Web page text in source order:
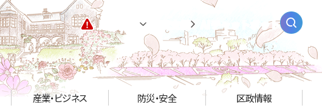
緊急情報 AIチャットボット
産業・ビジネス 防災・安全 区政情報